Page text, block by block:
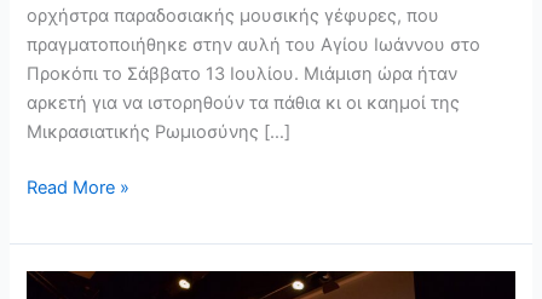
ορχήστρα παραδοσιακής μουσικής γέφυρες, που
πραγματοποιήθηκε στην αυλή του Αγίου Ιωάννου στο
Προκόπι το Σάββατο 13 Ιουλίου. Μιάμιση ώρα ήταν
αρκετή για να ιστορηθούν τα πάθια κι οι καημοί της
Μικρασιατικής Ρωμιοσύνης […]
Read More »
Η